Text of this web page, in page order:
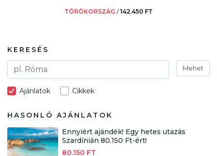
TÖRÖKORSZÁG /142.450 FT
KERESÉS
Mehet
Ajánlatok Cikkek
HASONLÓ AJÁNLATOK
Ennyiért ajándék! Egy hetes utazás
Szardínián 80.150 Ft-ért!
80.150 FT